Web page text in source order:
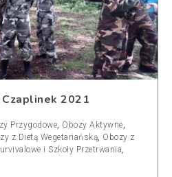
2021
Przygodowe, Obozy Aktywne,
z Dietą Wegetariańską, Obozy z
i Szkoły Przetrwania,